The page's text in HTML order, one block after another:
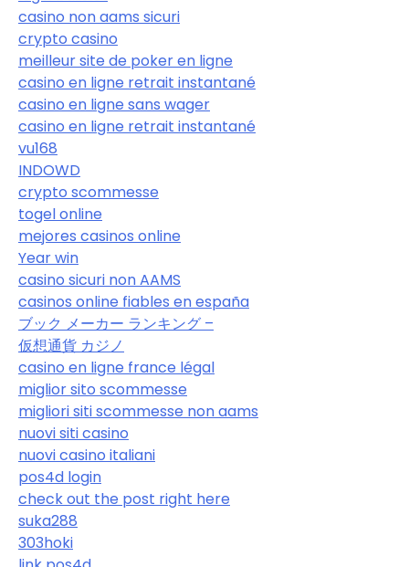
casino non aams sicuri
crypto casino
meilleur site de poker en ligne
casino en ligne retrait instantané
casino en ligne sans wager
casino en ligne retrait instantané
vu168
INDOWD
crypto scommesse
togel online
mejores casinos online
Year win
casino sicuri non AAMS
casinos online fiables en españa
ブック メーカー ランキング –
仮想通貨 カジノ
casino en ligne france légal
miglior sito scommesse
migliori siti scommesse non aams
nuovi siti casino
nuovi casino italiani
pos4d login
check out the post right here
suka288
303hoki